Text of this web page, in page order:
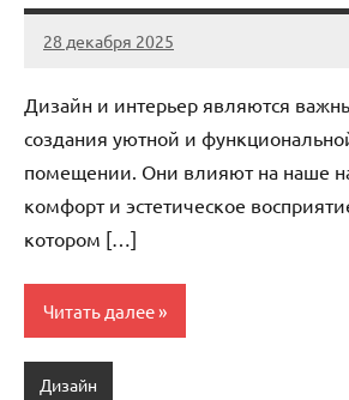
28 декабря 2025
stroi_proekt
Нет
Дизайн и интерьер являются
создания уютной и
помещении. Они влияют на наше
комфорт и эстетическое
котором […]
Читать далее
Дизайн